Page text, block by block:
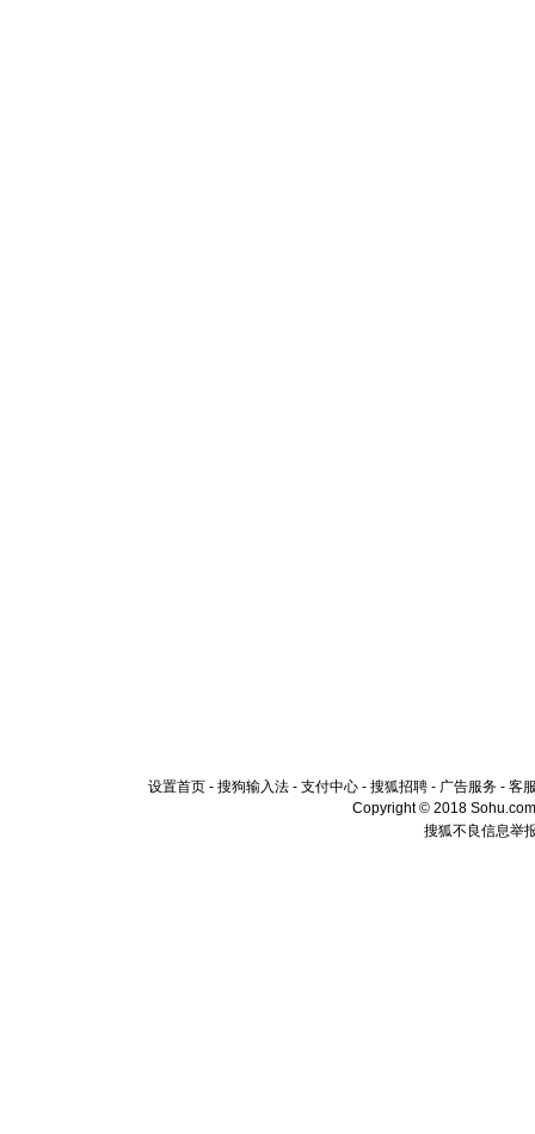
设置首页 - 搜狗输入法 - 支付中心 - 搜狐招聘 - 广告服务 - 客
Copyright © 2018
搜狐不良信息举